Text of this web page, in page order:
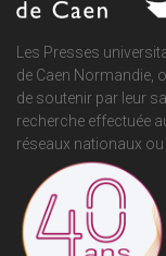
Les Presses
de Caen Normandie ,
de soutenir par leur
recherche effectuée
réseaux nationaux ou